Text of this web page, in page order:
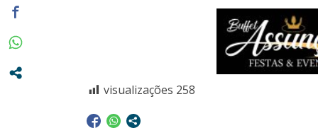
visualizações 258